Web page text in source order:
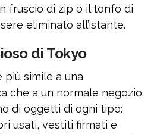
fruscio di zip o il tonfo di
eliminato all’istante.
di Tokyo
più simile a una
che a un normale negozio.
di oggetti di ogni tipo:
usati, vestiti firmati e